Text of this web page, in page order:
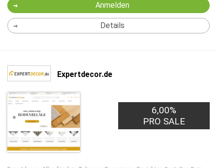
Anmelden
Details
Expertdecor.de
6,00%
PRO SALE